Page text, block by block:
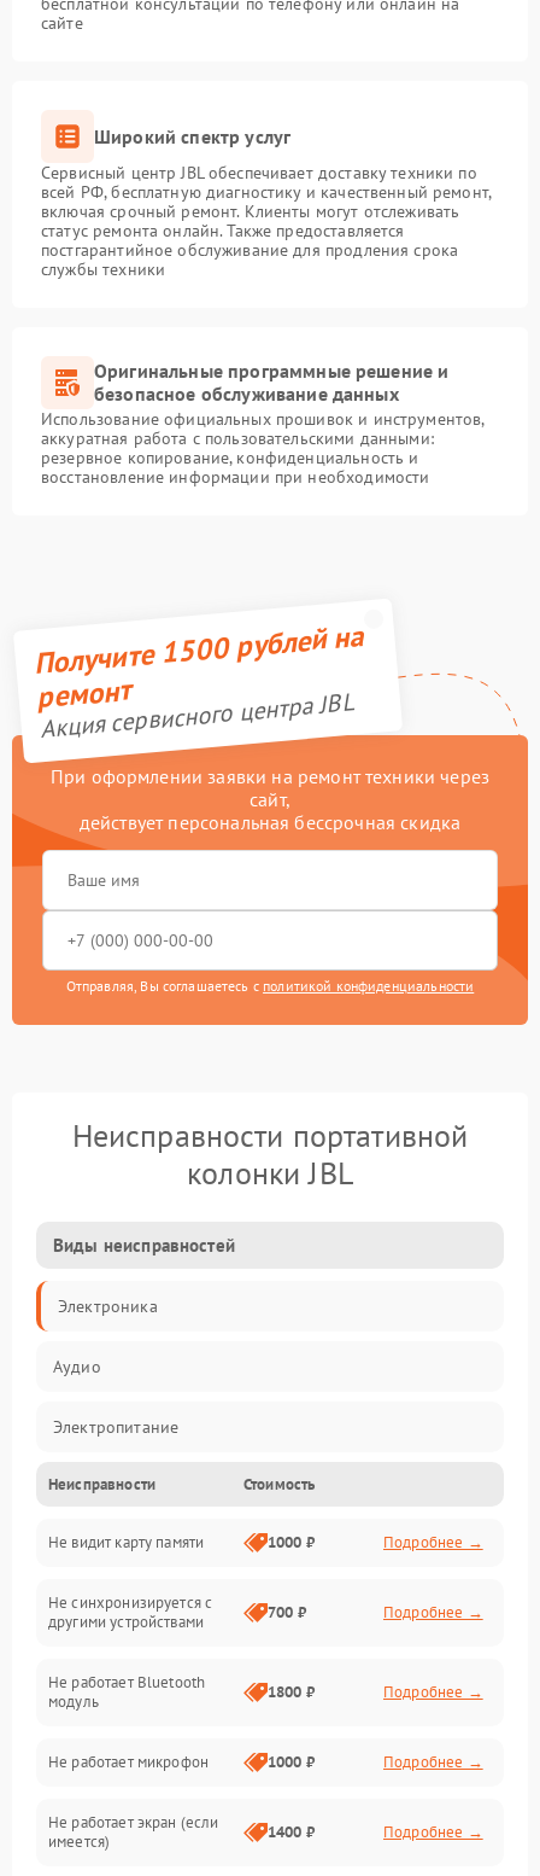
сайте
Широкий спектр услуг
Сервисный центр JBL обеспечивает доставку техники по
всей РФ, бесплатную диагностику и качественный ремонт,
включая срочный ремонт. Клиенты могут отслеживать
статус ремонта онлайн. Также предоставляется
постгарантийное обслуживание для продления срока
службы техники
Оригинальные программные решение и
безопасное обслуживание данных
Использование официальных прошивок и инструментов,
аккуратная работа с пользовательскими данными:
резервное копирование, конфиденциальность и
восстановление информации при необходимости
Получите 1500 рублей на
ремонт
Акция сервисного центра JBL
При оформлении заявки на ремонт техники через
сайт,
действует персональная бессрочная скидка
Отправляя, Вы соглашаетесь с политикой конфиденциальности
Неисправности портативной
колонки JBL
Виды неисправностей
Электроника
Аудио
Электропитание
Механические повреждения
Электрика
Связь
Неисправности Стоимость
Не видит карту памяти 1000 ₽ Подробнее →
Не синхронизируется с
другими устройствами
700 ₽ Подробнее →
Не работает Bluetooth
модуль
1800 ₽ Подробнее →
Не работает микрофон 1000 ₽ Подробнее →
Не работает экран (если
имеется)
1400 ₽ Подробнее →